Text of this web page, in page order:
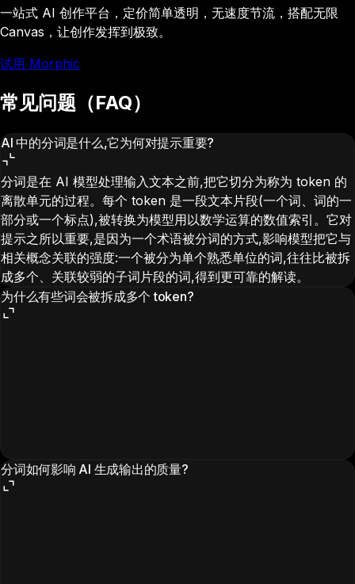
一站式 AI 创作平台，定价简单透明，无速度节流，搭配无限
Canvas，让创作发挥到极致。
试用 Morphic
常见问题（FAQ）
AI 中的分词是什么,它为何对提示重要?
分词是在 AI 模型处理输入文本之前,把它切分为称为 token 的
离散单元的过程。每个 token 是一段文本片段(一个词、词的一
部分或一个标点),被转换为模型用以数学运算的数值索引。它对
提示之所以重要,是因为一个术语被分词的方式,影响模型把它与
相关概念关联的强度:一个被分为单个熟悉单位的词,往往比被拆
成多个、关联较弱的子词片段的词,得到更可靠的解读。
为什么有些词会被拆成多个 token?
分词如何影响 AI 生成输出的质量?